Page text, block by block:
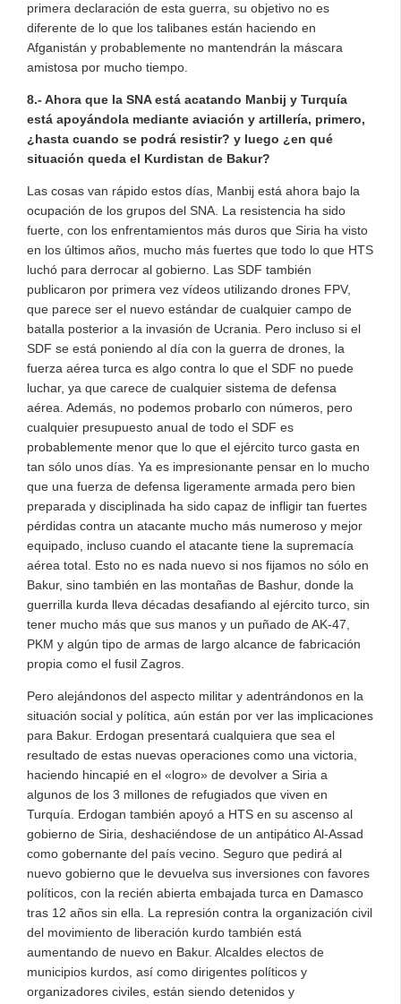
primera declaración de esta guerra, su objetivo no es
diferente de lo que los talibanes están haciendo en
Afganistán y probablemente no mantendrán la máscara
amistosa por mucho tiempo.
8.- Ahora que la SNA está acatando Manbij y Turquía
está apoyándola mediante aviación y artillería, primero,
¿hasta cuando se podrá resistir? y luego ¿en qué
situación queda el Kurdistan de Bakur?
Las cosas van rápido estos días, Manbij está ahora bajo la
ocupación de los grupos del SNA. La resistencia ha sido
fuerte, con los enfrentamientos más duros que Siria ha visto
en los últimos años, mucho más fuertes que todo lo que HTS
luchó para derrocar al gobierno. Las SDF también
publicaron por primera vez vídeos utilizando drones FPV,
que parece ser el nuevo estándar de cualquier campo de
batalla posterior a la invasión de Ucrania. Pero incluso si el
SDF se está poniendo al día con la guerra de drones, la
fuerza aérea turca es algo contra lo que el SDF no puede
luchar, ya que carece de cualquier sistema de defensa
aérea. Además, no podemos probarlo con números, pero
cualquier presupuesto anual de todo el SDF es
probablemente menor que lo que el ejército turco gasta en
tan sólo unos días. Ya es impresionante pensar en lo mucho
que una fuerza de defensa ligeramente armada pero bien
preparada y disciplinada ha sido capaz de infligir tan fuertes
pérdidas contra un atacante mucho más numeroso y mejor
equipado, incluso cuando el atacante tiene la supremacía
aérea total. Esto no es nada nuevo si nos fijamos no sólo en
Bakur, sino también en las montañas de Bashur, donde la
guerrilla kurda lleva décadas desafiando al ejército turco, sin
tener mucho más que sus manos y un puñado de AK-47,
PKM y algún tipo de armas de largo alcance de fabricación
propia como el fusil Zagros.
Pero alejándonos del aspecto militar y adentrándonos en la
situación social y política, aún están por ver las implicaciones
para Bakur. Erdogan presentará cualquiera que sea el
resultado de estas nuevas operaciones como una victoria,
haciendo hincapié en el «logro» de devolver a Siria a
algunos de los 3 millones de refugiados que viven en
Turquía. Erdogan también apoyó a HTS en su ascenso al
gobierno de Siria, deshaciéndose de un antipático Al-Assad
como gobernante del país vecino. Seguro que pedirá al
nuevo gobierno que le devuelva sus inversiones con favores
políticos, con la recién abierta embajada turca en Damasco
tras 12 años sin ella. La represión contra la organización civil
del movimiento de liberación kurdo también está
aumentando de nuevo en Bakur. Alcaldes electos de
municipios kurdos, así como dirigentes políticos y
organizadores civiles, están siendo detenidos y